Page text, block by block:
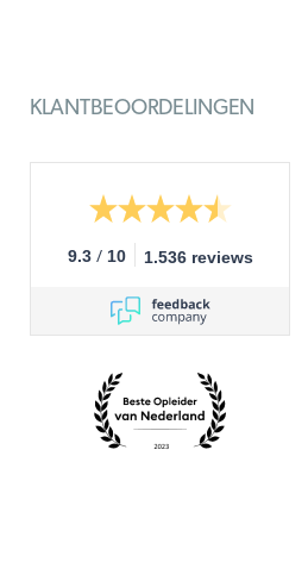
KLANTBEOORDELINGEN
9.3 / 10 1.536 reviews